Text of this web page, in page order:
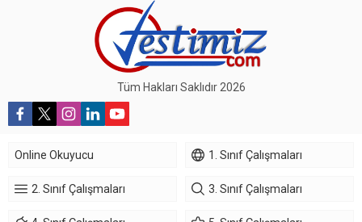
Tüm Hakları Saklıdır 2026
Online Okuyucu 1. Sınıf Çalışmaları
2. Sınıf Çalışmaları 3. Sınıf Çalışmaları